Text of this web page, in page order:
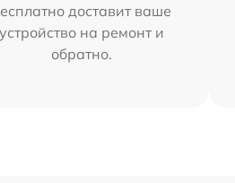
доставит ваше
устройство на ремонт и
обратно.